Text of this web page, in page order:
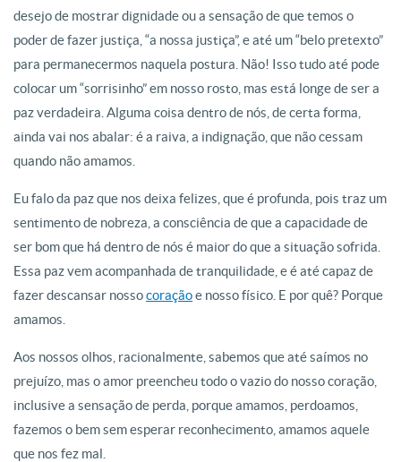
desejo de mostrar dignidade ou a sensação de que temos o
poder de fazer justiça, “a nossa justiça”, e até um “belo pretexto”
para permanecermos naquela postura. Não! Isso tudo até pode
colocar um “sorrisinho” em nosso rosto, mas está longe de ser a
paz verdadeira. Alguma coisa dentro de nós, de certa forma,
ainda vai nos abalar: é a raiva, a indignação, que não cessam
quando não amamos.
Eu falo da paz que nos deixa felizes, que é profunda, pois traz um
sentimento de nobreza, a consciência de que a capacidade de
ser bom que há dentro de nós é maior do que a situação sofrida.
Essa paz vem acompanhada de tranquilidade, e é até capaz de
fazer descansar nossocoraçãoe nosso físico. E por quê? Porque
amamos.
Aos nossos olhos, racionalmente, sabemos que até saímos no
prejuízo, mas o amor preencheu todo o vazio do nosso coração,
inclusive a sensação de perda, porque amamos, perdoamos,
fazemos o bem sem esperar reconhecimento, amamos aquele
que nos fez mal.